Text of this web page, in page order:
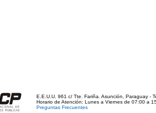
E.E.U.U. 961 c/ Tte. Fariña. Asunción, Paraguay -
Horario de Atención: Lunes a Viernes de 07:00 a
Preguntas Frecuentes